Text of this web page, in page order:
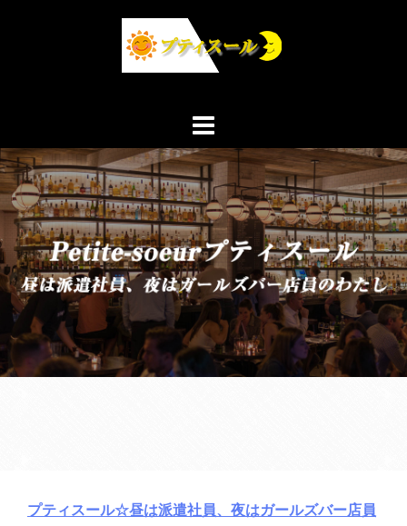
ス
キ
ッ
プティスール☆昼は派遣社員、夜はガールズバー店員